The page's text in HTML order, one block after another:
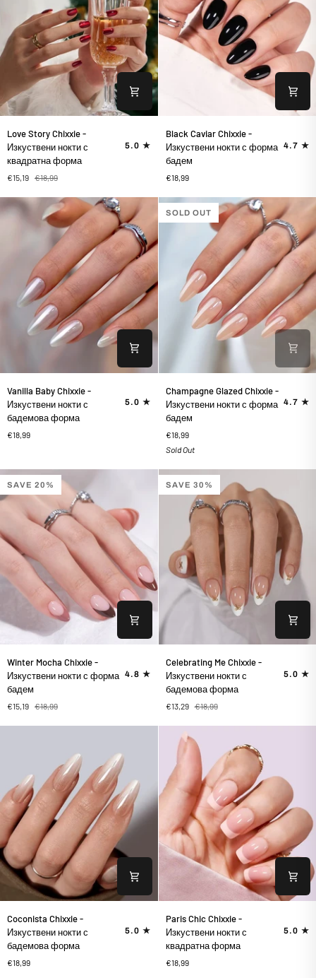
Story
Chixxie
-
Изкуствени
нокти
с
квадратна
Love Story Chixxie -
Изкуствени нокти с
квадратна форма
5.0
€15,19 €18,99
Caviar
Chixxie
-
Изкуствени
нокти
с
форма
Black Caviar Chixxie -
Изкуствени нокти с форма
бадем
4.7
€18,99
Baby
Chixxie
-
Изкуствени
бадемова
Vanilla Baby Chixxie -
Изкуствени нокти с
бадемова форма
5.0
€18,99
SOLD OUT
Glazed
Chixxie
-
Изкуствени
нокти
форма
Champagne Glazed Chixxie -
Изкуствени нокти с форма
бадем
4.7
€18,99
Sold Out
SAVE 20%
Mocha
Chixxie
-
Изкуствени
Winter Mocha Chixxie -
Изкуствени нокти с форма
бадем
4.8
€15,19 €18,99
SAVE 30%
Me
Chixxie
-
Изкуствени
бадемова
форма
Celebrating Me Chixxie -
Изкуствени нокти с
бадемова форма
5.0
€13,29 €18,99
Chixxie
-
Изкуствени
нокти
Coconista Chixxie -
Изкуствени нокти с
бадемова форма
5.0
€18,99
Chic
Chixxie
-
Изкуствени
Paris Chic Chixxie -
Изкуствени нокти с
квадратна форма
5.0
€18,99